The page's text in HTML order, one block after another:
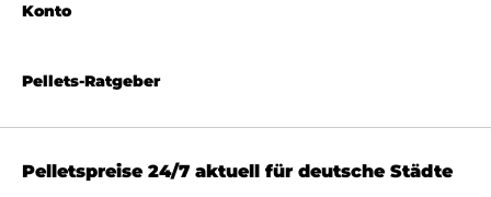
Pellets-Ratgeber
Konto
Pelletspreise 24/7 aktuell für deutsche Städte